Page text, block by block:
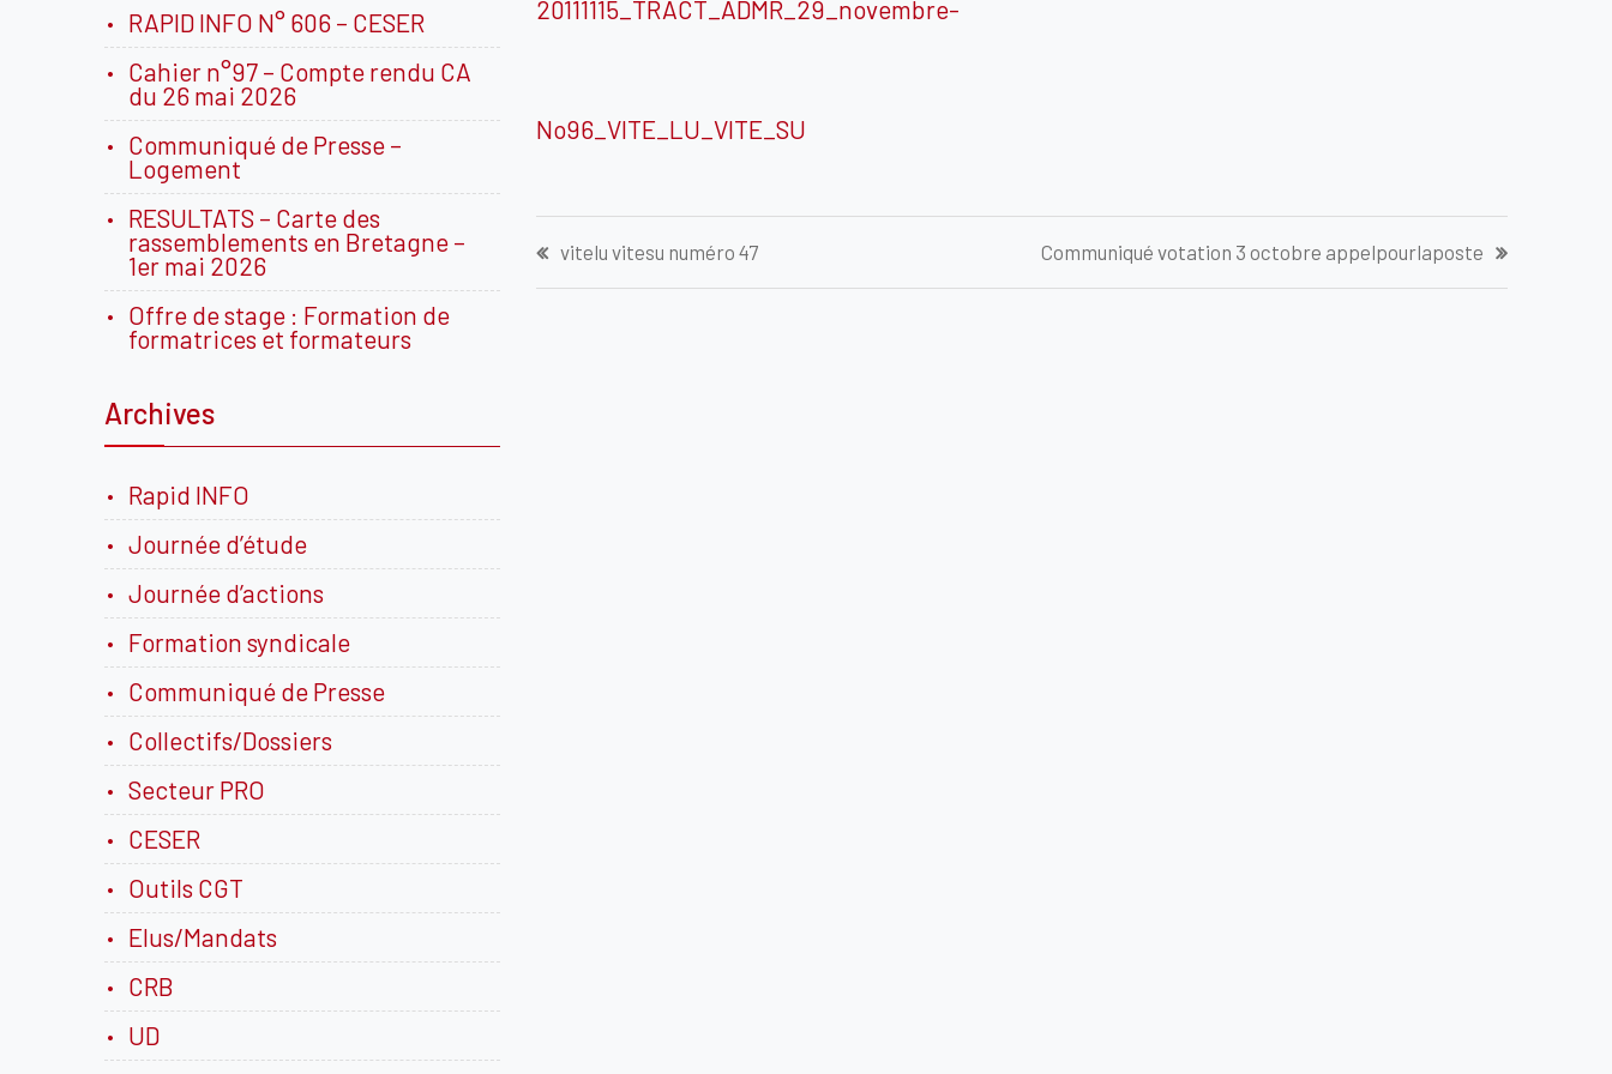
20111115_TRACT_ADMR_29_novembre-
No96_VITE_LU_VITE_SU
Navigation
de
vitelu vitesu numéro 47 Communiqué votation 3 octobre appelpourlaposte
RAPID INFO N° 606 – CESER
Cahier n°97 – Compte rendu CA
du 26 mai 2026
Communiqué de Presse –
Logement
RESULTATS – Carte des
rassemblements en Bretagne –
1er mai 2026
Offre de stage : Formation de
formatrices et formateurs
Archives
Rapid INFO
Journée d’étude
Journée d’actions
Formation syndicale
Communiqué de Presse
Collectifs/Dossiers
Secteur PRO
CESER
Outils CGT
Elus/Mandats
CRB
UD